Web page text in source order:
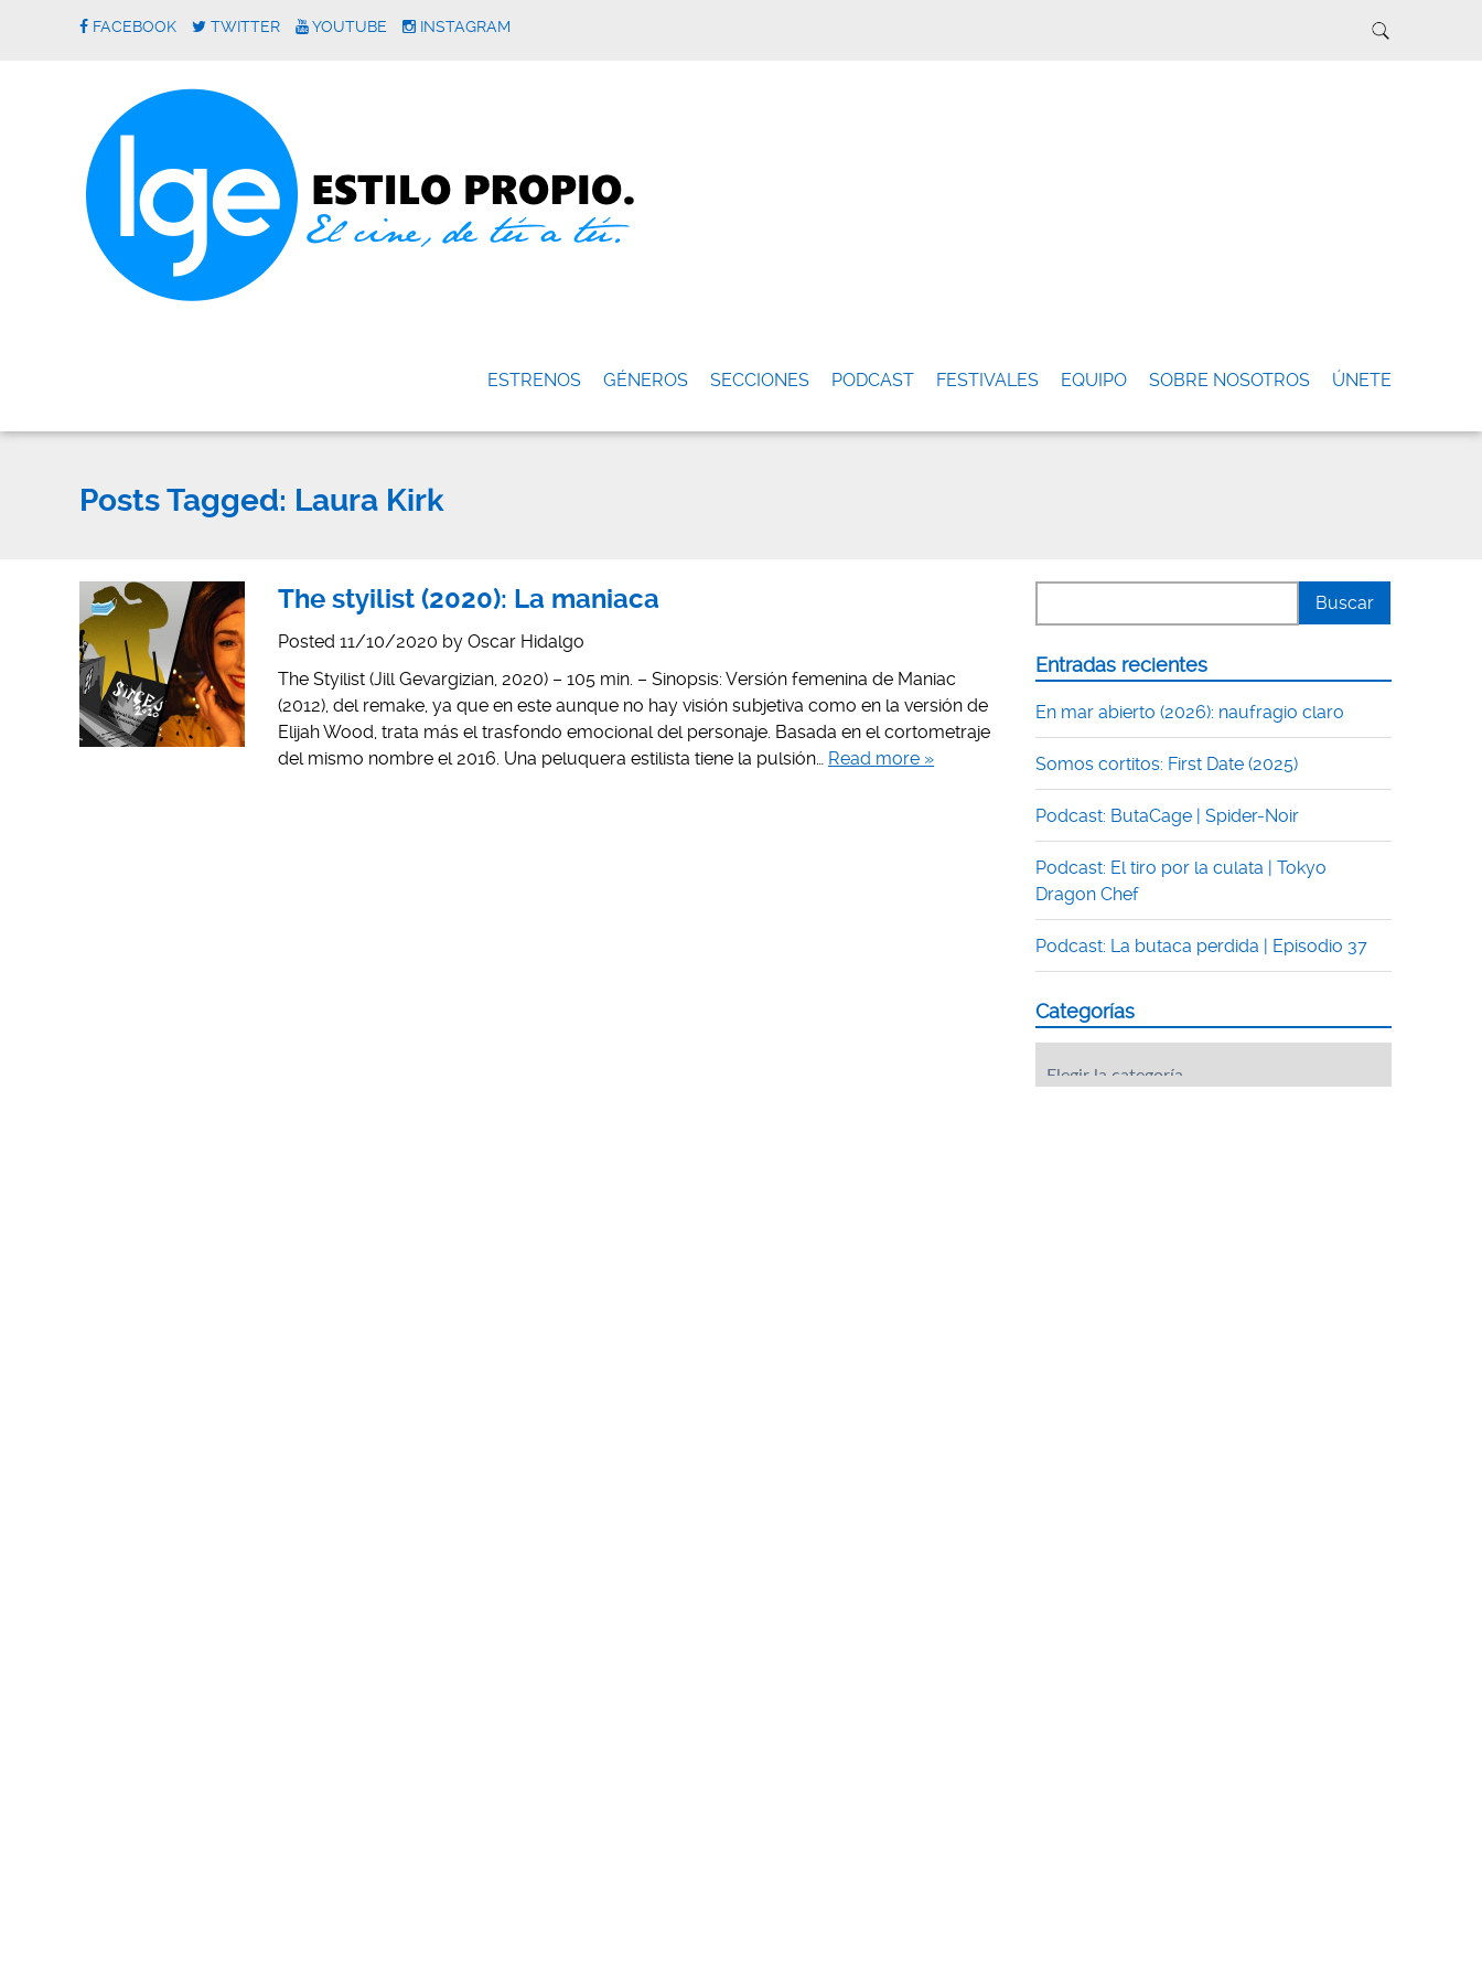
FACEBOOK TWITTER YOUTUBE INSTAGRAM
ESTRENOS GÉNEROS SECCIONES PODCAST FESTIVALES EQUIPO SOBRE NOSOTROS ÚNETE
Posts Tagged: Laura Kirk
The styilist (2020): La maniaca
Posted 11/10/2020 by Oscar Hidalgo
The Styilist (Jill Gevargizian, 2020) – 105 min. – Sinopsis: Versión femenina de Maniac
(2012), del remake, ya que en este aunque no hay visión subjetiva como en la versión de
Elijah Wood, trata más el trasfondo emocional del personaje. Basada en el cortometraje
del mismo nombre el 2016. Una peluquera estilista tiene la pulsión… Read more »
Entradas recientes
En mar abierto (2026): naufragio claro
Somos cortitos: First Date (2025)
Podcast: ButaCage | Spider-Noir
Podcast: El tiro por la culata | Tokyo
Dragon Chef
Podcast: La butaca perdida | Episodio 37
Categorías